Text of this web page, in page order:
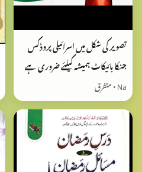
تصویر کی شکل میں اسرائیلی پروڈکس
جنکا بائیکاٹ ہمیشہ کیلئے ضروری ہے
Na • متفرق